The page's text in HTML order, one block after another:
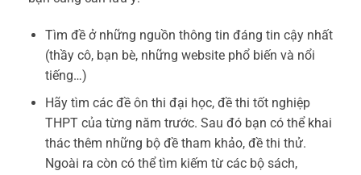
Tìm đề ở những nguồn thông tin đáng tin cậy nhất
(thầy cô, bạn bè, những website phổ biến và nổi
tiếng…)
Hãy tìm các đề ôn thi đại học, đề thi tốt nghiệp
THPT của từng năm trước. Sau đó bạn có thể khai
thác thêm những bộ đề tham khảo, đề thi thử.
Ngoài ra còn có thể tìm kiếm từ các bộ sách,